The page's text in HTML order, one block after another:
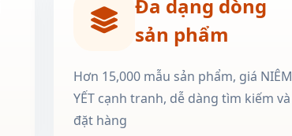
Đa dạng dòng
sản phẩm
Hơn 15,000 mẫu sản phẩm, giá NIÊM
YẾT cạnh tranh, dễ dàng tìm kiếm và
đặt hàng